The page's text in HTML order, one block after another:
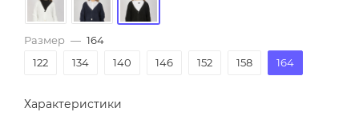
Размер — 164
122
134 140 146 152 158 164
Характеристики